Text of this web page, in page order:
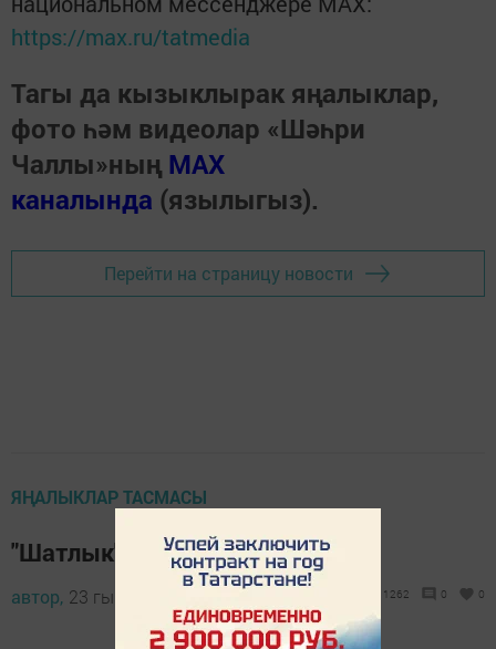
https://max.ru/tatmedia
Тагы да кызыклырак яңалыклар,
фото һәм видеолар «Шәһри
Чаллы»ның MAX
каналында (язылыгыз).
Перейти на страницу новости
ЯҢАЛЫКЛАР ТАСМАСЫ
"Шатлык" җиңүчеләр сафында
автор, 23 гыйнвар 2018 - 10:47 1262 0 0